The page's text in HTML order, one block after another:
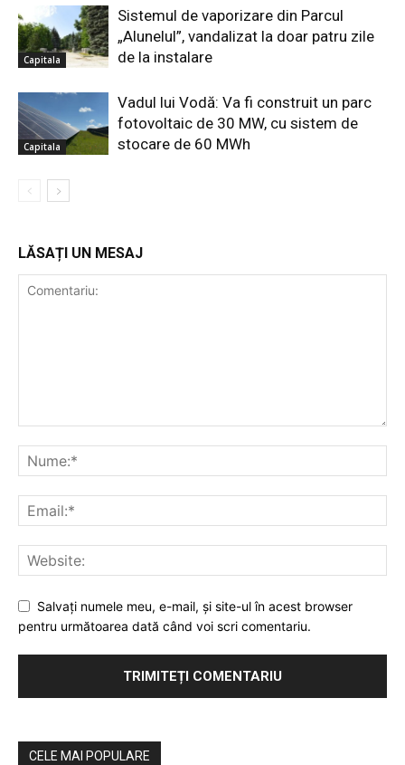
Capitala
Sistemul de vaporizare din Parcul
„Alunelul”, vandalizat la doar patru zile
de la instalare
Capitala
Vadul lui Vodă: Va fi construit un parc
fotovoltaic de 30 MW, cu sistem de
stocare de 60 MWh
LĂSAȚI UN MESAJ
Salvaţi numele meu, e-mail, şi site-ul în acest browser
pentru următoarea dată când voi scri comentariu.
CELE MAI POPULARE